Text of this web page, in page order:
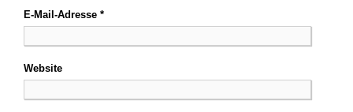
E-Mail-Adresse *
Website